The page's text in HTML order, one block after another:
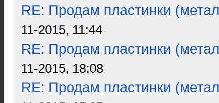
RE: Продам пластинки
11-2015, 11:44
RE: Продам пластинки
11-2015, 18:08
RE: Продам пластинки